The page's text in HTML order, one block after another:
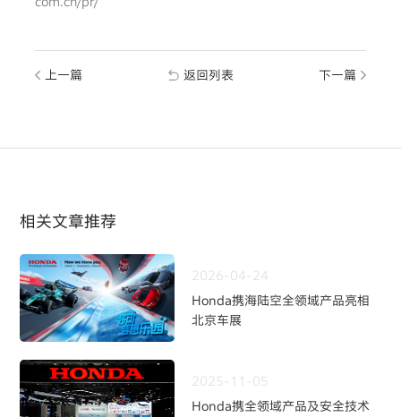
上一篇 返回列表 下一篇
相关文章推荐
2026-04-24
Honda携海陆空全领域产品亮相
北京车展
2025-11-05
Honda携全领域产品及安全技术